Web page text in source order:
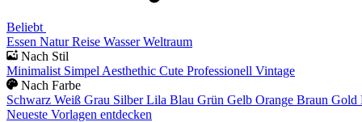
Beliebt
Essen Natur Reise Wasser Weltraum
Nach Stil
Minimalist Simpel Aesthethic Cute Professionell Vintage
Nach Farbe
Schwarz Weiß Grau Silber Lila Blau Grün Gelb Orange Braun Gold
Neueste Vorlagen entdecken